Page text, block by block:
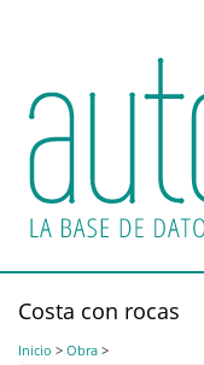
principal
Costa con rocas
Inicio > Obra >